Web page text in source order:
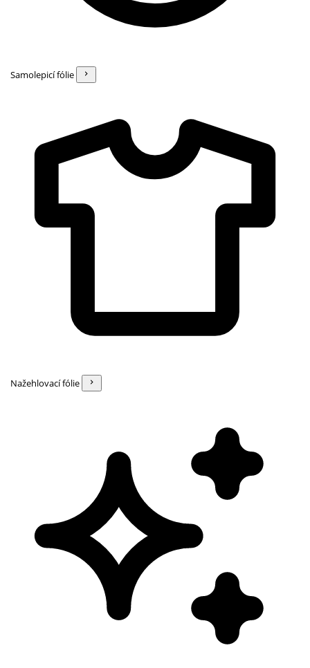
Samolepicí fólie
Nažehlovací fólie